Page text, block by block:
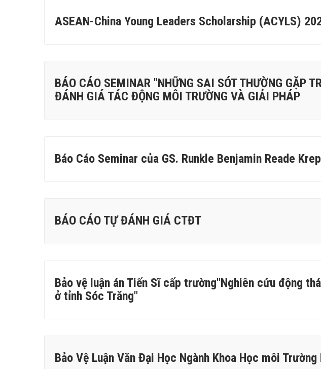
ASEAN-China Young Leaders Scholarship (ACYLS)
BÁO CÁO SEMINAR "NHỮNG SAI SÓT THƯỜNG GẶP
ĐÁNH GIÁ TÁC ĐỘNG MÔI TRƯỜNG VÀ GIẢI PHÁP
Báo Cáo Seminar của GS. Runkle Benjamin Reade
BÁO CÁO TỰ ĐÁNH GIÁ CTĐT
Bảo vệ luận án Tiến Sĩ cấp trường"Nghiên cứu động
ở tỉnh Sóc Trăng"
Bảo Vệ Luận Văn Đại Học Ngành Khoa Học môi Trường